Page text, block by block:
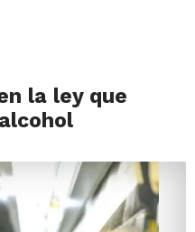
la ley que